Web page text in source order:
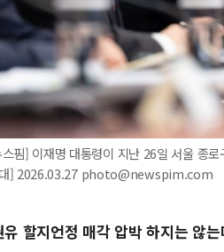
핌] 이재명 대통령이 지난 26일 서울 종
] 2026.03.27 photo@newspim.com
할지언정 매각 압박 하지는 않